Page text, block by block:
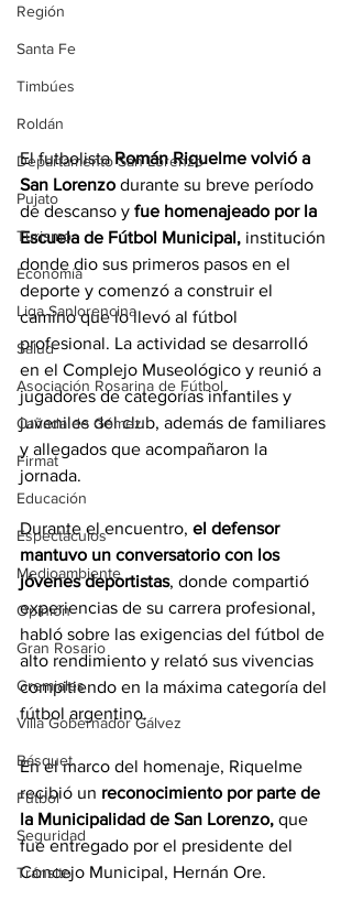
Región
Santa Fe
Timbúes
Roldán
Departamento San Lorenzo
Pujato
Turismo
Economía
Liga Sanlorencina
Salud
Asociación Rosarina de Fútbol
Cañada de Gómez
Firmat
Educación
Espectáculos
Medioambiente
Opinión
Gran Rosario
Gremiales
Villa Gobernador Gálvez
Básquet
Fútbol
Seguridad
Tránsito
El futbolista Román Riquelme volvió a
San Lorenzo durante su breve período
de descanso y fue homenajeado por la
Escuela de Fútbol Municipal, institución
donde dio sus primeros pasos en el
deporte y comenzó a construir el
camino que lo llevó al fútbol
profesional. La actividad se desarrolló
en el Complejo Museológico y reunió a
jugadores de categorías infantiles y
juveniles del club, además de familiares
y allegados que acompañaron la
jornada.
Durante el encuentro, el defensor
mantuvo un conversatorio con los
jóvenes deportistas, donde compartió
experiencias de su carrera profesional,
habló sobre las exigencias del fútbol de
alto rendimiento y relató sus vivencias
compitiendo en la máxima categoría del
fútbol argentino.
En el marco del homenaje, Riquelme
recibió un reconocimiento por parte de
la Municipalidad de San Lorenzo, que
fue entregado por el presidente del
Concejo Municipal, Hernán Ore.